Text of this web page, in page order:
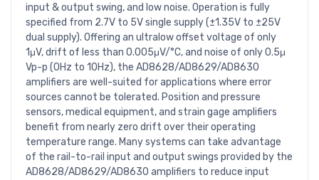
input & output swing, and low noise. Operation is fully
specified from 2.7V to 5V single supply (±1.35V to ±25V
dual supply). Offering an ultralow offset voltage of only
1μV, drift of less than 0.005μV/°C, and noise of only 0.5μ
Vp-p (0Hz to 10Hz), the AD8628/AD8629/AD8630
amplifiers are well-suited for applications where error
sources cannot be tolerated. Position and pressure
sensors, medical equipment, and strain gage amplifiers
benefit from nearly zero drift over their operating
temperature range. Many systems can take advantage
of the rail-to-rail input and output swings provided by the
AD8628/AD8629/AD8630 amplifiers to reduce input